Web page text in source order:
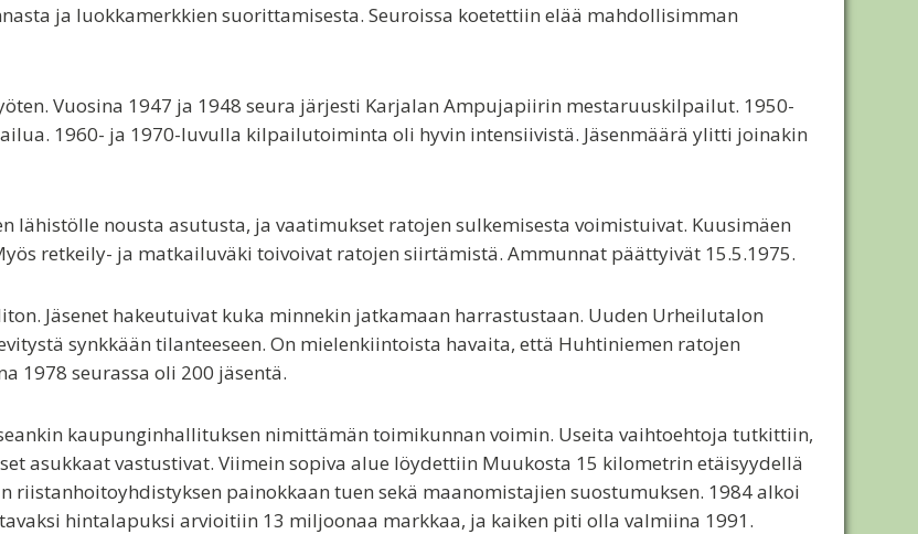
ja luokkamerkkien suorittamisesta. Seuroissa koetettiin elää mahdollisimman
Vuosina 1947 ja 1948 seura järjesti Karjalan Ampujapiirin mestaruuskilpailut. 1950-
1960- ja 1970-luvulla kilpailutoiminta oli hyvin intensiivistä. Jäsenmäärä ylitti joinakin
nousta asutusta, ja vaatimukset ratojen sulkemisesta voimistuivat. Kuusimäen
retkeily- ja matkailuväki toivoivat ratojen siirtämistä. Ammunnat päättyivät 15.5.1975.
Jäsenet hakeutuivat kuka minnekin jatkamaan harrastustaan. Uuden Urheilutalon
synkkään tilanteeseen. On mielenkiintoista havaita, että Huhtiniemen ratojen
1978 seurassa oli 200 jäsentä.
kaupunginhallituksen nimittämän toimikunnan voimin. Useita vaihtoehtoja tutkittiin,
asukkaat vastustivat. Viimein sopiva alue löydettiin Muukosta 15 kilometrin etäisyydellä
riistanhoitoyhdistyksen painokkaan tuen sekä maanomistajien suostumuksen. 1984 alkoi
hintalapuksi arvioitiin 13 miljoonaa markkaa, ja kaiken piti olla valmiina 1991.